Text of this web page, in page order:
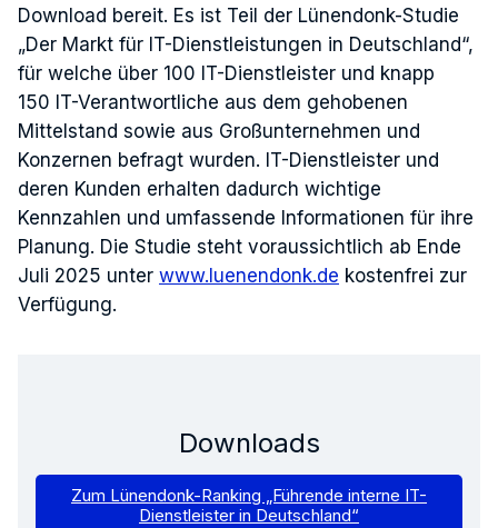
Download bereit. Es ist Teil der Lünendonk-Studie
„Der Markt für IT-Dienstleistungen in Deutschland“,
für welche über 100 IT-Dienstleister und knapp
150 IT-Verantwortliche aus dem gehobenen
Mittelstand sowie aus Großunternehmen und
Konzernen befragt wurden. IT-Dienstleister und
deren Kunden erhalten dadurch wichtige
Kennzahlen und umfassende Informationen für ihre
Planung. Die Studie steht voraussichtlich ab Ende
Juli 2025 unter www.luenendonk.de kostenfrei zur
Verfügung.
Downloads
Zum Lünendonk-Ranking „Führende interne IT-
Dienstleister in Deutschland“